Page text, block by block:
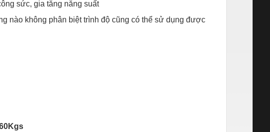
sức, gia tăng năng suất
nào không phân biệt trình độ cũng có thể sử dụng được